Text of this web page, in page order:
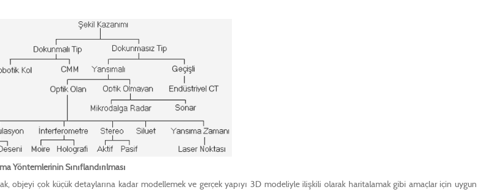
Yöntemlerinin Sınıflandırılması
çok küçük detaylarına kadar modellemek ve gerçek yapıyı 3D modeliyle ilişkili olarak haritalamak gibi amaçlar için uygun